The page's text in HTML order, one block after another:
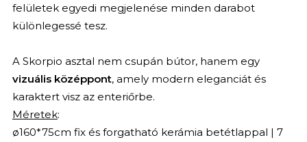
felületek egyedi megjelenése minden darabot
különlegessé tesz.
A Skorpio asztal nem csupán bútor, hanem egy
vizuális középpont, amely modern eleganciát és
karaktert visz az enteriőrbe.
Méretek:
ø160*75cm fix és forgatható kerámia betétlappal | 7